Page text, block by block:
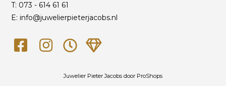
T: 073 - 614 61 61
E: info@juwelierpieterjacobs.nl
Juwelier Pieter Jacobs door ProShops